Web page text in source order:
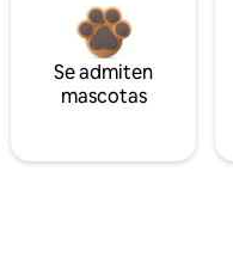
Se admiten
mascotas